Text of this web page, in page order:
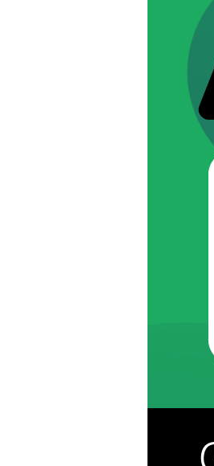
Bランク
BCランク
Cランク